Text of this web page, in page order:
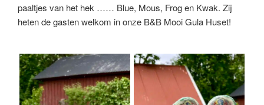
paaltjes van het hek …… Blue, Mous, Frog en Kwak. Zij
heten de gasten welkom in onze B&B Mooi Gula Huset!